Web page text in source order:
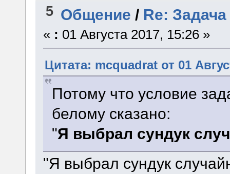
5 Общение / Re:
« : 01 Августа 2017, 15:26 »
Цитата: mcquadrat от 01
Потому что условие
белому сказано:
"Я выбрал сундук
"Я выбрал сундук